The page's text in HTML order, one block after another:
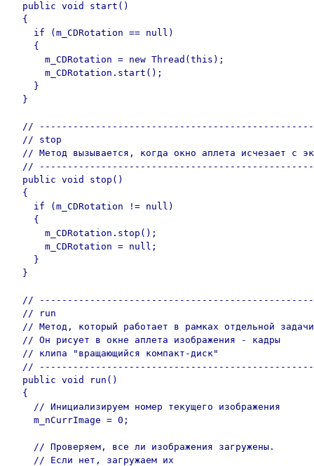
  public void start()
  {
    if (m_CDRotation == null)
    {
      m_CDRotation = new Thread(this);
      m_CDRotation.start();
    }
  }
//
  // stop
// Метод вызывается, когда окно аплета исчезает с
//
  public void stop()
  {
    if (m_CDRotation != null)
    {
      m_CDRotation.stop();
      m_CDRotation = null;
    }
  }
//
  // run
  // Метод, который работает в рамках отдельной задачи
  // Он рисует в окне аплета изображения - кадры
  // клипа "вращающийся компакт-диск"
//
  public void run()
  {
    // Инициализируем номер текущего изображения
    m_nCurrImage = 0;
    // Проверяем, все ли изображения загружены.
    // Если нет, загружаем их